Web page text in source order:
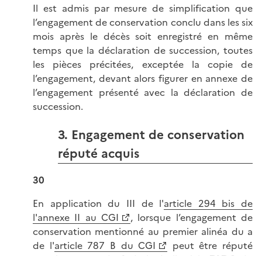
Il est admis par mesure de simplification que
l’engagement de conservation conclu dans les six
mois après le décès soit enregistré en même
temps que la déclaration de succession, toutes
les pièces précitées, exceptée la copie de
l’engagement, devant alors figurer en annexe de
l’engagement présenté avec la déclaration de
succession.
3. Engagement de conservation
réputé acquis
30
En application du III de l'article 294 bis de
l'annexe II au CGI
, lorsque l’engagement de
conservation mentionné au premier alinéa du a
de l'article 787 B du CGI
peut être réputé